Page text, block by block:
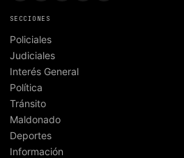
SECCIONES
Policiales
Judiciales
Interés General
Política
Tránsito
Maldonado
Deportes
Información